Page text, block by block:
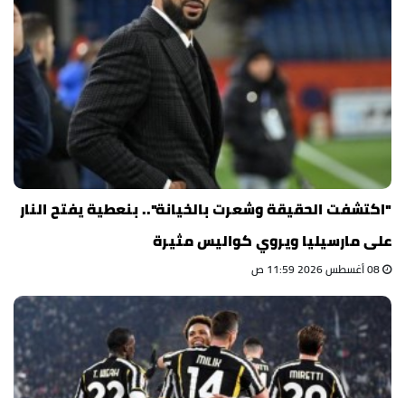
"اكتشفت الحقيقة وشعرت بالخيانة".. بنعطية يفتح النار
على مارسيليا ويروي كواليس مثيرة